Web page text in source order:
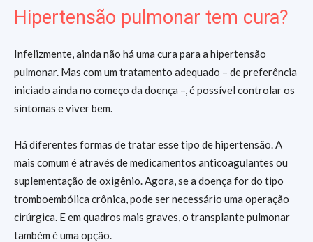
Hipertensão pulmonar tem cura?
Infelizmente, ainda não há uma cura para a hipertensão
pulmonar. Mas com um tratamento adequado – de preferência
iniciado ainda no começo da doença –, é possível controlar os
sintomas e viver bem.
Há diferentes formas de tratar esse tipo de hipertensão. A
mais comum é através de medicamentos anticoagulantes ou
suplementação de oxigênio. Agora, se a doença for do tipo
tromboembólica crônica, pode ser necessário uma operação
cirúrgica. E em quadros mais graves, o transplante pulmonar
também é uma opção.